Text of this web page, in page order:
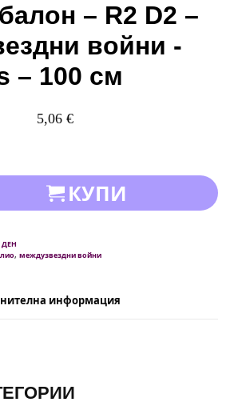
– R2 D2 –
войни -
– 100 см
5,06 €
КУПИ
, междузвездни войни
информация